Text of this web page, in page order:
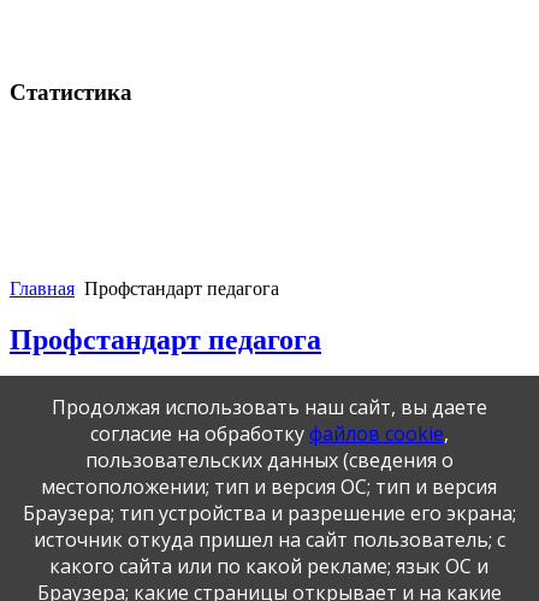
Статистика
Главная Профстандарт педагога
Профстандарт педагога
октября 2013 г. N 544н "Об утверждении профессионального
стандарта "Педагог (педагогическая деятельность в сфере
дошкольного, начального общего, основного общего, среднего
общего образования) (воспитатель, учитель)" (с изменениями
и дополнениями)
Публикация персональных данных, в том числе
фотографий, производится в соответствии с
Продолжая использовать наш сайт, вы даете
согласие на обработкуфайлов cookie,
пользовательских данных (сведения о
местоположении; тип и версия ОС; тип и версия
Браузера; тип устройства и разрешение его экрана;
источник откуда пришел на сайт пользователь; с
какого сайта или по какой рекламе; язык ОС и
Браузера; какие страницы открывает и на какие